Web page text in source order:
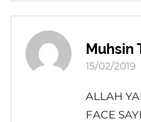
Muhsin
15/02/2019
ALLAH
FACE